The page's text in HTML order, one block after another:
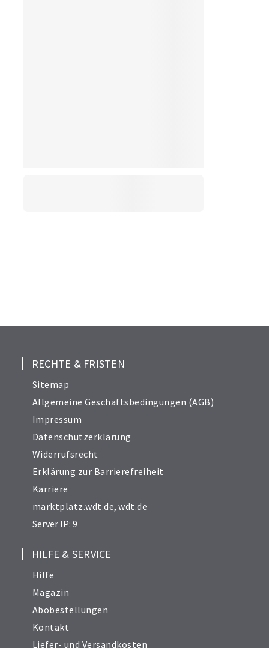
RECHTE & FRISTEN
Sitemap
Allgemeine Geschäftsbedingungen (AGB)
Impressum
Datenschutzerklärung
Widerrufsrecht
Erklärung zur Barrierefreiheit
Karriere
marktplatz.wdt.de,wdt.de
Server IP: 9
HILFE & SERVICE
Hilfe
Magazin
Abobestellungen
Kontakt
Liefer- und Versandkosten